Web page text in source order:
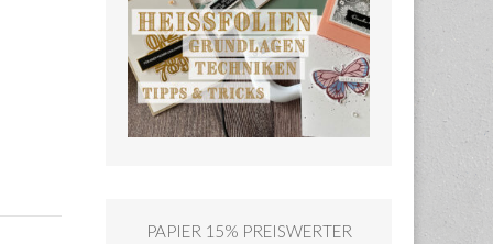
PAPIER 15% PREISWERTER